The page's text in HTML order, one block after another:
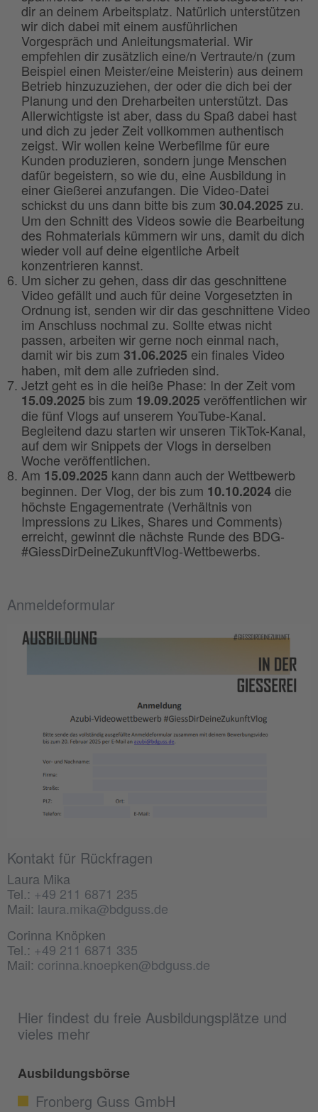
Hier findest du freie Ausbildungsplätze und
vieles mehr
Ausbildungsbörse
Fronberg Guss GmbH
dir an deinem Arbeitsplatz. Natürlich unterstützen
wir dich dabei mit einem ausführlichen
Vorgespräch und Anleitungsmaterial. Wir
empfehlen dir zusätzlich eine/n Vertraute/n (zum
Beispiel einen Meister/eine Meisterin) aus deinem
Betrieb hinzuzuziehen, der oder die dich bei der
Planung und den Dreharbeiten unterstützt. Das
Allerwichtigste ist aber, dass du Spaß dabei hast
und dich zu jeder Zeit vollkommen authentisch
zeigst. Wir wollen keine Werbefilme für eure
Kunden produzieren, sondern junge Menschen
dafür begeistern, so wie du, eine Ausbildung in
einer Gießerei anzufangen. Die Video-Datei
schickst du uns dann bitte bis zum 30.04.2025 zu.
Um den Schnitt des Videos sowie die Bearbeitung
des Rohmaterials kümmern wir uns, damit du dich
wieder voll auf deine eigentliche Arbeit
konzentrieren kannst.
Um sicher zu gehen, dass dir das geschnittene
Video gefällt und auch für deine Vorgesetzten in
Ordnung ist, senden wir dir das geschnittene Video
im Anschluss nochmal zu. Sollte etwas nicht
passen, arbeiten wir gerne noch einmal nach,
damit wir bis zum 31.06.2025 ein finales Video
haben, mit dem alle zufrieden sind.
Jetzt geht es in die heiße Phase: In der Zeit vom
15.09.2025 bis zum 19.09.2025 veröffentlichen wir
die fünf Vlogs auf unserem YouTube-Kanal.
Begleitend dazu starten wir unseren TikTok-Kanal,
auf dem wir Snippets der Vlogs in derselben
Woche veröffentlichen.
Am 15.09.2025 kann dann auch der Wettbewerb
beginnen. Der Vlog, der bis zum 10.10.2024die
höchste Engagementrate (Verhältnis von
Impressions zu Likes, Shares und Comments)
erreicht, gewinnt die nächste Runde des BDG-
#GiessDirDeineZukunftVlog-Wettbewerbs.
Anmeldeformular
Kontakt für Rückfragen
Laura Mika
Tel.: +49 211 6871 235
Mail: laura.mika@bdguss.de
Corinna Knöpken
Tel.: +49 211 6871 335
Mail: corinna.knoepken@bdguss.de